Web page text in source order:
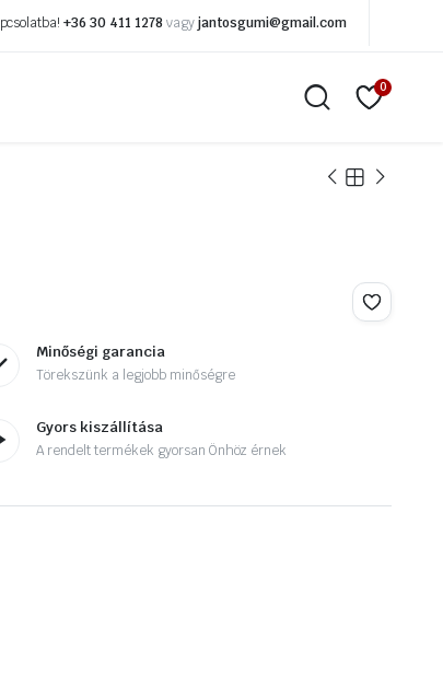
+36 30 411 1278vagy jantosgumi@gmail.com
Légtechnika
Tirán gyűrűk
Mintavágó eszközök
0
Minőségi garancia
Törekszünk a legjobb minőségre
Gyors kiszállítása
A rendelt termékek gyorsan Önhöz érnek